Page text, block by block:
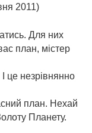
2011)
Для них
план, містер
це незрівнянно
план. Нехай
Планету.